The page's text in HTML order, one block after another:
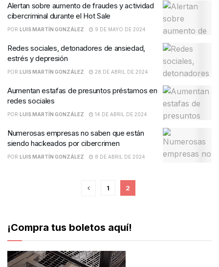
Alertan sobre aumento de fraudes y actividad
cibercriminal durante el Hot Sale
POR LUIS MARTÍN GONZÁLEZ 9 DE MAYO DE 2024
Redes sociales, detonadores de ansiedad,
estrés y depresión
POR LUIS MARTÍN GONZÁLEZ 28 DE ABRIL DE 2024
Aumentan estafas de presuntos préstamos en
redes sociales
POR LUIS MARTÍN GONZÁLEZ 14 DE ABRIL DE 2024
Numerosas empresas no saben que están
siendo hackeados por cibercrimen
POR LUIS MARTÍN GONZÁLEZ 8 DE ABRIL DE 2024
1 2
¡Compra tus boletos aquí!